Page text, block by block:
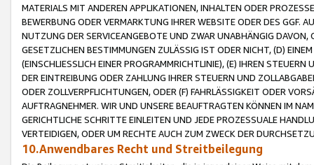
MATERIALS MIT ANDEREN APPLIKATIONEN, INHALTEN ODER
BEWERBUNG ODER VERMARKTUNG IHRER WEBSITE ODER DES GGF.
NUTZUNG DER SERVICEANGEBOTE UND ZWAR UNABHÄNGIG
GESETZLICHEN BESTIMMUNGEN ZULÄSSIG IST ODER NICHT, (D)
(EINSCHLIESSLICH EINER PROGRAMMRICHTLINIE), (E) IHREN
DER EINTREIBUNG ODER ZAHLUNG IHRER STEUERN UND
ODER ZOLLVERPFLICHTUNGEN, ODER (F) FAHRLÄSSIGKEIT ODER
AUFTRAGNEHMER. WIR UND UNSERE BEAUFTRAGTEN KÖNNEN IM
GERICHTLICHE SCHRITTE EINLEITEN UND JEDE PROZESSUALE
VERTEIDIGEN, ODER UM RECHTE AUCH ZUM ZWECK DER
10.Anwendbares Recht und Streitbeilegung